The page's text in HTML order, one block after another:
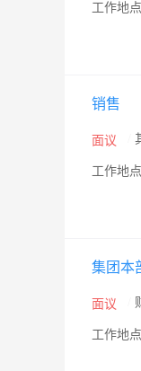
工作地
销售
面议
工作地
集团本
面议
工作地